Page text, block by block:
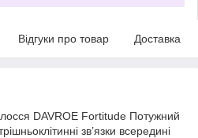
Відгуки про товар Доставка
DAVROE Fortitude Потужний
зв’язки всередині